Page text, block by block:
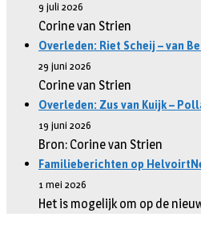
9 juli 2026
Corine van Strien
Overleden: Riet Scheij – van
29 juni 2026
Corine van Strien
Overleden: Zus van Kuijk –
19 juni 2026
Bron: Corine van Strien
Familieberichten op
1 mei 2026
Het is mogelijk om op de